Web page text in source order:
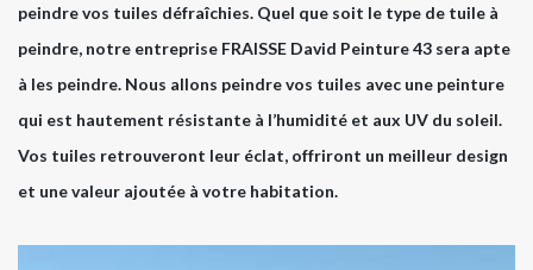
peindre vos tuiles défraîchies. Quel que soit le type de tuile à
peindre, notre entreprise FRAISSE David Peinture 43 sera apte
à les peindre. Nous allons peindre vos tuiles avec une peinture
qui est hautement résistante à l’humidité et aux UV du soleil.
Vos tuiles retrouveront leur éclat, offriront un meilleur design
et une valeur ajoutée à votre habitation.